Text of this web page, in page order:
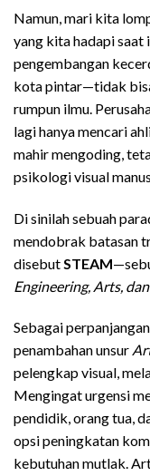
Namun, mari kita
yang kita hadapi
pengembangan
kota pintar—tidak
rumpun ilmu.
lagi hanya mencari
mahir mengoding,
psikologi visual
Di sinilah sebuah
mendobrak batasan
disebut STEAM
Engineering, Arts,
Sebagai
penambahan unsur
pelengkap visual,
Mengingat urgensi
pendidik, orang tua,
opsi peningkatan
kebutuhan mutlak.